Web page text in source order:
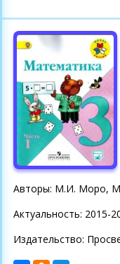
Авторы: М.И. Моро,
Актуальность: 2015-
Издательство: